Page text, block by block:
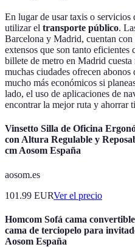
En lugar de usar taxis o servicios
utilizar el transporte público.
Barcelona y Madrid, cuentan con
extensos que son tanto
billete de metro en Madrid cuesta
muchas ciudades ofrecen
mucho más económicos si
lado, el uso de aplicaciones de
encontrar la mejor ruta y ahorrar
Vinsetto Silla de Oficina
con Altura Regulable y
cm Aosom España
aosom.es
101.99 EURVer el precio
Homcom Sofá cama
cama de terciopelo para
Aosom España